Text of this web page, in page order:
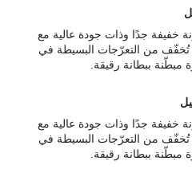
خفيفة جدًا وذات جودة عالية مع
تُخفّف من التعرّجات البسيطة في
ببطانة رقيقة.
خفيفة جدًا وذات جودة عالية مع
تُخفّف من التعرّجات البسيطة في
ببطانة رقيقة.